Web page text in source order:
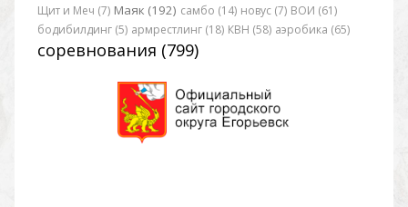
Щит и Меч (7) Маяк (192) самбо (14) новус (7) ВОИ (61)
бодибилдинг (5) армрестлинг (18) КВН (58) аэробика (65)
соревнования (799)